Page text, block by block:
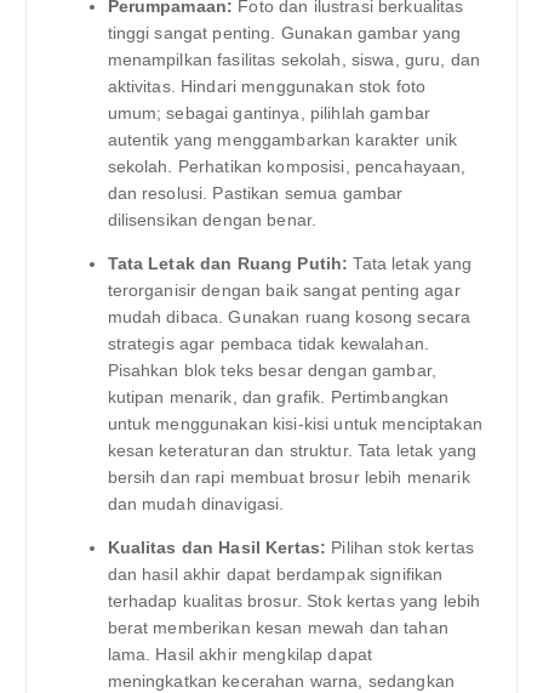
Perumpamaan: Foto dan ilustrasi berkualitas
tinggi sangat penting. Gunakan gambar yang
menampilkan fasilitas sekolah, siswa, guru, dan
aktivitas. Hindari menggunakan stok foto
umum; sebagai gantinya, pilihlah gambar
autentik yang menggambarkan karakter unik
sekolah. Perhatikan komposisi, pencahayaan,
dan resolusi. Pastikan semua gambar
dilisensikan dengan benar.
Tata Letak dan Ruang Putih: Tata letak yang
terorganisir dengan baik sangat penting agar
mudah dibaca. Gunakan ruang kosong secara
strategis agar pembaca tidak kewalahan.
Pisahkan blok teks besar dengan gambar,
kutipan menarik, dan grafik. Pertimbangkan
untuk menggunakan kisi-kisi untuk menciptakan
kesan keteraturan dan struktur. Tata letak yang
bersih dan rapi membuat brosur lebih menarik
dan mudah dinavigasi.
Kualitas dan Hasil Kertas: Pilihan stok kertas
dan hasil akhir dapat berdampak signifikan
terhadap kualitas brosur. Stok kertas yang lebih
berat memberikan kesan mewah dan tahan
lama. Hasil akhir mengkilap dapat
meningkatkan kecerahan warna, sedangkan